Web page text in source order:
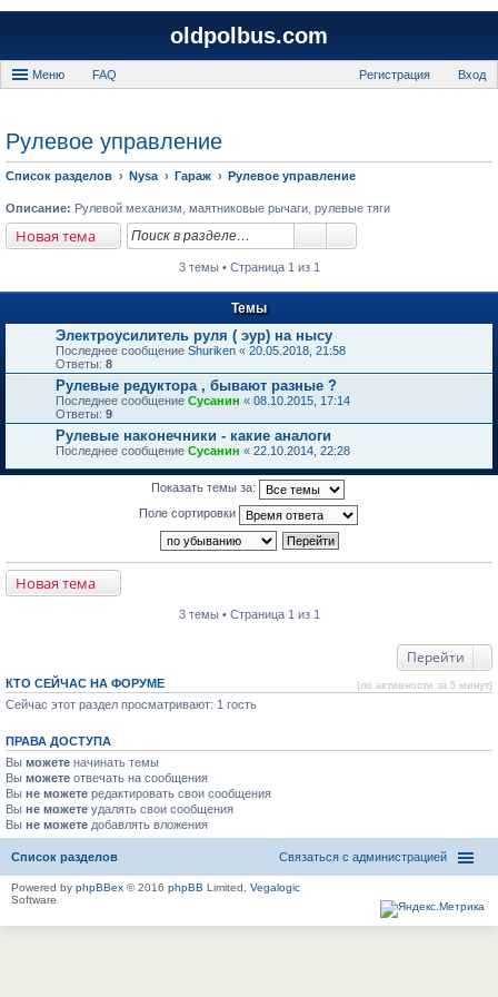
oldpolbus.com
Меню FAQ Вход
Регистрация
Рулевое управление
Список разделов Nysa Гараж Рулевое управление
Описание: Рулевой механизм, маятниковые рычаги, рулевые тяги
Новая тема
3 темы • Страница 1 из 1
Темы
Электроусилитель руля ( эур) на нысу
Последнее сообщение Shuriken « 20.05.2018, 21:58
Ответы: 8
Рулевые редуктора , бывают разные ?
Последнее сообщение Сусанин « 08.10.2015, 17:14
Ответы: 9
Рулевые наконечники - какие аналоги
Последнее сообщение Сусанин « 22.10.2014, 22:28
Показать темы за:
Поле сортировки
Новая тема
3 темы • Страница 1 из 1
Перейти
КТО СЕЙЧАС НА ФОРУМЕ (по активности за 5 минут)
Сейчас этот раздел просматривают: 1 гость
ПРАВА ДОСТУПА
Вы можете начинать темы
Вы можете отвечать на сообщения
Вы не можете редактировать свои сообщения
Вы не можете удалять свои сообщения
Вы не можете добавлять вложения
Список разделов Связаться с администрацией
Powered by phpBBex © 2016 phpBB Limited, Vegalogic
Software